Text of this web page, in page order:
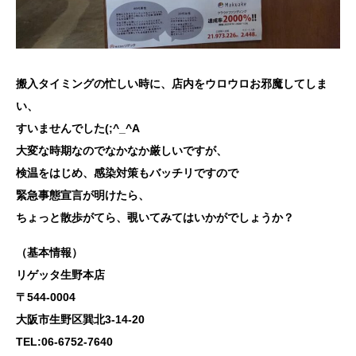
搬入タイミングの忙しい時に、店内をウロウロお邪魔してしま
い、
すいませんでした(;^_^A
大変な時期なのでなかなか厳しいですが、
検温をはじめ、感染対策もバッチリですので
緊急事態宣言が明けたら、
ちょっと散歩がてら、覗いてみてはいかがでしょうか？
（基本情報）
リゲッタ生野本店
〒544-0004
大阪市生野区巽北3-14-20
TEL:06-6752-7640